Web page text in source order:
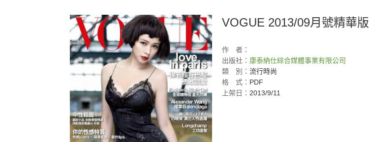
VOGUE 2013/09月號精華版
作
者：
出版社： 康泰納仕綜合媒體事業有限公司
類
別： 流行時尚
格
式： PDF
上架日： 2013/9/11